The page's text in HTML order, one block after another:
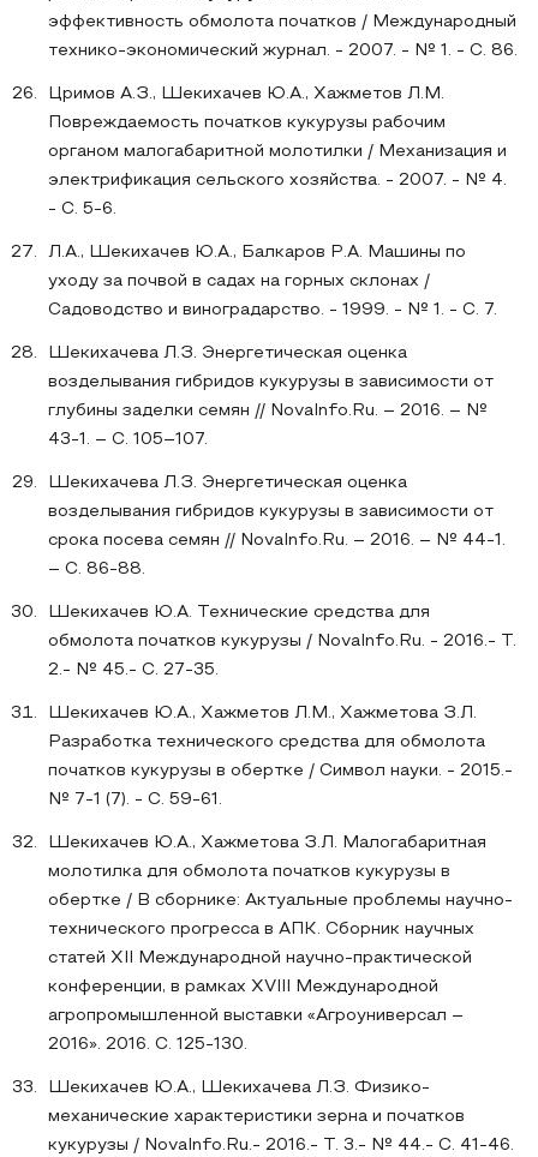
эффективность обмолота початков / Международный
технико-экономический журнал. - 2007. - № 1. - С. 86.
Цримов А.З., Шекихачев Ю.А., Хажметов Л.М.
Повреждаемость початков кукурузы рабочим
органом малогабаритной молотилки / Механизация и
электрификация сельского хозяйства. - 2007. - № 4.
- С. 5-6.
Л.А., Шекихачев Ю.А., Балкаров Р.А. Машины по
уходу за почвой в садах на горных склонах /
Садоводство и виноградарство. - 1999. - № 1. - С. 7.
Шекихачева Л.З. Энергетическая оценка
возделывания гибридов кукурузы в зависимости от
глубины заделки семян // NovaInfo.Ru. – 2016. – №
43-1. – С. 105–107.
Шекихачева Л.З. Энергетическая оценка
возделывания гибридов кукурузы в зависимости от
срока посева семян // NovaInfo.Ru. – 2016. – № 44-1.
– С. 86-88.
Шекихачев Ю.А. Технические средства для
обмолота початков кукурузы / NovaInfo.Ru. - 2016.- Т.
2.- № 45.- С. 27-35.
Шекихачев Ю.А., Хажметов Л.М., Хажметова З.Л.
Разработка технического средства для обмолота
початков кукурузы в обертке / Символ науки. - 2015.-
№ 7-1 (7). - С. 59-61.
Шекихачев Ю.А., Хажметова З.Л. Малогабаритная
молотилка для обмолота початков кукурузы в
обертке / В сборнике: Актуальные проблемы научно-
технического прогресса в АПК. Сборник научных
статей XII Международной научно-практической
конференции, в рамках XVIII Международной
агропромышленной выставки «Агроуниверсал –
2016». 2016. С. 125-130.
Шекихачев Ю.А., Шекихачева Л.З. Физико-
механические характеристики зерна и початков
кукурузы / NovaInfo.Ru.- 2016.- Т. 3.- № 44.- С. 41-46.